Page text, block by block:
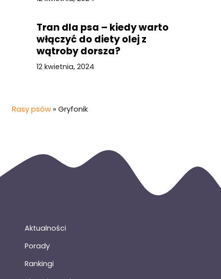
Tran dla psa – kiedy warto
włączyć do diety olej z
wątroby dorsza?
12 kwietnia, 2024
Rasy psów » Gryfonik
Aktualności
Porady
Rankingi